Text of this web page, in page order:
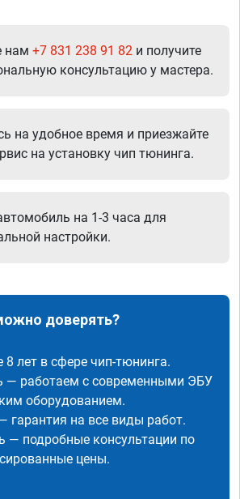
нам +7 831 238 91 82 и получите
консультацию у мастера.
на удобное время и приезжайте
на установку чип тюнинга.
на 1-3 часа для
настройки.
доверять?
лет в сфере чип-тюнинга.
— работаем с современными ЭБУ
оборудованием.
гарантия на все виды работ.
— подробные консультации по
цены.